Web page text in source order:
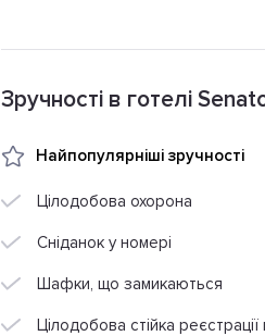
Зручності в готелі
Найпопулярніші зручності
Цілодобова охорона
Сніданок у номері
Шафки, що замикаються
Цілодобова стійка реєстрації